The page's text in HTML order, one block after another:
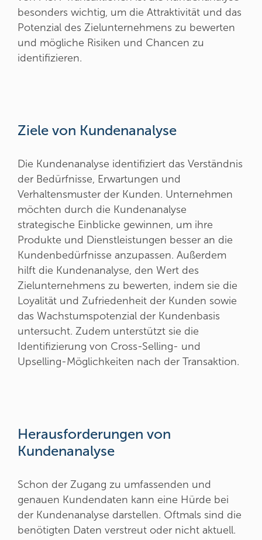
besonders wichtig, um die Attraktivität und das
Potenzial des Zielunternehmens zu bewerten
und mögliche Risiken und Chancen zu
identifizieren.
Ziele von Kundenanalyse
Die Kundenanalyse identifiziert das Verständnis
der Bedürfnisse, Erwartungen und
Verhaltensmuster der Kunden. Unternehmen
möchten durch die Kundenanalyse
strategische Einblicke gewinnen, um ihre
Produkte und Dienstleistungen besser an die
Kundenbedürfnisse anzupassen. Außerdem
hilft die Kundenanalyse, den Wert des
Zielunternehmens zu bewerten, indem sie die
Loyalität und Zufriedenheit der Kunden sowie
das Wachstumspotenzial der Kundenbasis
untersucht. Zudem unterstützt sie die
Identifizierung von Cross-Selling- und
Upselling-Möglichkeiten nach der Transaktion.
Herausforderungen von
Kundenanalyse
Schon der Zugang zu umfassenden und
genauen Kundendaten kann eine Hürde bei
der Kundenanalyse darstellen. Oftmals sind die
benötigten Daten verstreut oder nicht aktuell.